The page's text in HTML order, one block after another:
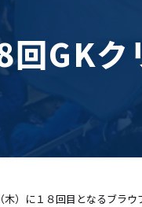
GKク
木）に１８回目となるブラウ